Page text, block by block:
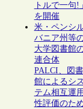
トルで一句!」
を開催
米・ペンシ
バニア州等
大学図書館
連合体
PALCI、図書
館によるシス
テム相互運用
性評価のた